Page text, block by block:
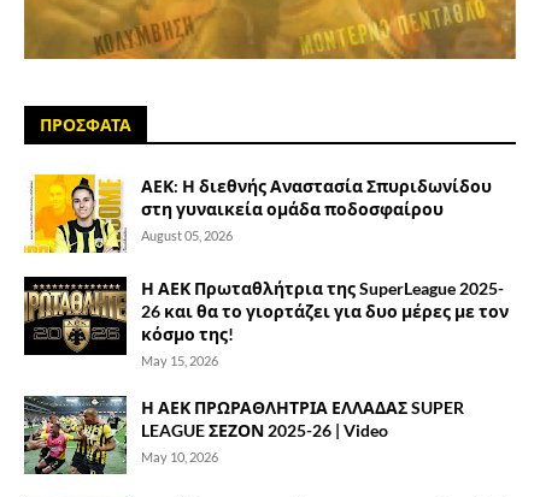
ΠΡΟΣΦΑΤΑ
ΑΕΚ: Η διεθνής Αναστασία Σπυριδωνίδου
στη γυναικεία ομάδα ποδοσφαίρου
August 05, 2026
Η ΑΕΚ Πρωταθλήτρια της SuperLeague 2025-
26 και θα το γιορτάζει για δυο μέρες με τον
κόσμο της!
May 15, 2026
Η ΑΕΚ ΠΡΩΡΑΘΛΗΤΡΙΑ ΕΛΛΑΔΑΣ SUPER
LEAGUE ΣΕΖΟΝ 2025-26 | Video
May 10, 2026